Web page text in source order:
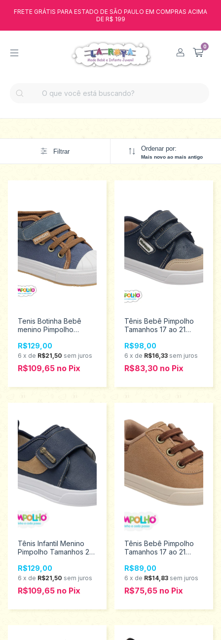
FRETE GRÁTIS PARA ESTADO DE SÃO PAULO EM COMPRAS ACIMA
DE R$ 199
0
Filtrar Ordenar por:
Mais novo ao mais antigo
Tenis Botinha Bebê
menino Pimpolho
0120784
R$129,00
6 x de R$21,50 sem juros
R$109,65 no Pix
Tênis Bebê Pimpolho
Tamanhos 17 ao 21
R$98,00
6 x de R$16,33 sem juros
R$83,30 no Pix
Tênis Infantil Menino
Pimpolho Tamanhos 22
R$129,00
6 x de R$21,50 sem juros
R$109,65 no Pix
Tênis Bebê Pimpolho
Tamanhos 17 ao 21
R$89,00
6 x de R$14,83 sem juros
R$75,65 no Pix